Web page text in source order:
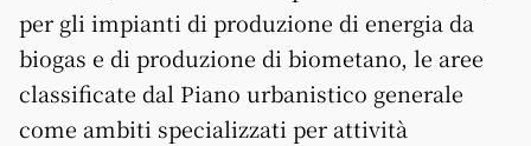
per gli impianti di produzione di energia da
biogas e di produzione di biometano, le aree
classificate dal Piano urbanistico generale
come ambiti specializzati per attività